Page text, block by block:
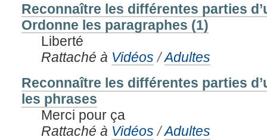
Reconnaître les différentes parties
Ordonne les paragraphes (1)
Liberté
Rattaché à Vidéos /Adultes
Reconnaître les différentes parties
les phrases
Merci pour ça
Rattaché à Vidéos /Adultes